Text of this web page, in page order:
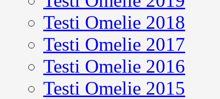
Testi Omelie 2018
Testi Omelie 2017
Testi Omelie 2016
Testi Omelie 2015